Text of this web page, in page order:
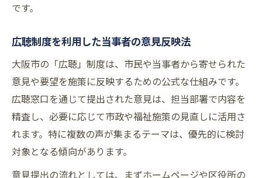
です。
広聴制度を利用した当事者の意見反映法
大阪市の「広聴」制度は、市民や当事者から寄せられた
意見や要望を施策に反映するための公式な仕組みです。
広聴窓口を通じて提出された意見は、担当部署で内容を
精査し、必要に応じて市政や福祉施策の見直しに活用さ
れます。特に複数の声が集まるテーマは、優先的に検討
対象となる傾向があります。
意見提出の流れとしては、まずホームページや区役所の